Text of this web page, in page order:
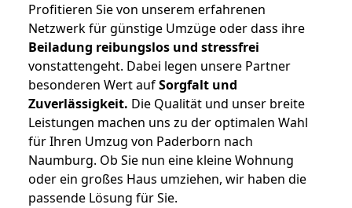
Profitieren Sie von unserem erfahrenen
Netzwerk für günstige Umzüge oder dass ihre
Beiladung reibungslos und stressfrei
vonstattengeht. Dabei legen unsere Partner
besonderen Wert aufSorgfalt und
Zuverlässigkeit. Die Qualität und unser breite
Leistungen machen uns zu der optimalen Wahl
für Ihren Umzug von Paderborn nach
Naumburg. Ob Sie nun eine kleine Wohnung
oder ein großes Haus umziehen, wir haben die
passende Lösung für Sie.